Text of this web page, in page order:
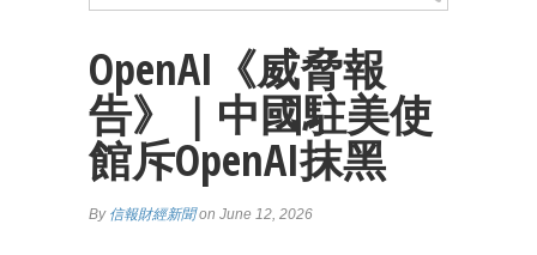
OpenAI《威脅報
告》｜中國駐美使
館斥OpenAI抹黑
By 信報財經新聞on June 12, 2026